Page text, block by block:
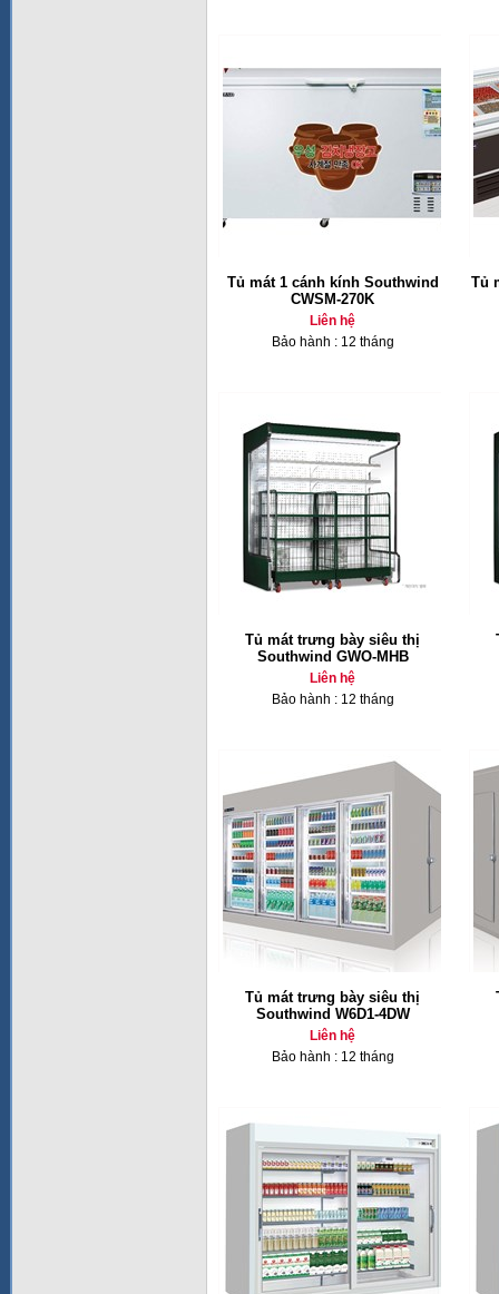
Tủ mát 1 cánh kính Southwind
CWSM-270K
Liên hệ
Bảo hành : 12 tháng
Tủ
Tủ mát trưng bày siêu thị
Southwind GWO-MHB
Liên hệ
Bảo hành : 12 tháng
Tủ mát trưng bày siêu thị
Southwind W6D1-4DW
Liên hệ
Bảo hành : 12 tháng